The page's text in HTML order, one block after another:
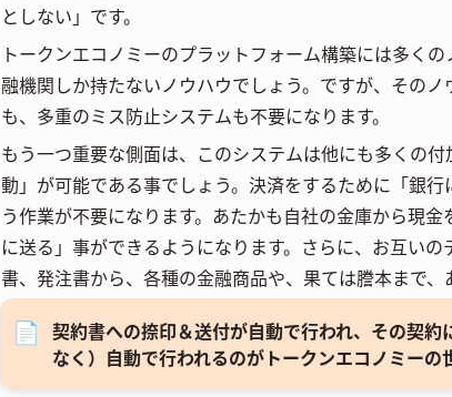
としない」です。
トークンエコノミーのプラットフォーム構築には多く
融機関しか持たないノウハウでしょう。ですが、その
も、多重のミス防止システムも不要になります。
もう一つ重要な側面は、このシステムは他にも多くの
動」が可能である事でしょう。決済をするために「銀
う作業が不要になります。あたかも自社の金庫から現
に送る」事ができるようになります。さらに、お互い
書、発注書から、各種の金融商品や、果ては謄本まで
📄 契約書への捺印＆送付が自動で行われ、その契
なく）自動で行われるのがトークンエコノミーの